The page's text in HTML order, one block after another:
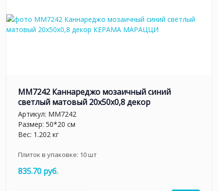
MM7242 Каннареджо мозаичный синий
светлый матовый 20x50x0,8 декор
Артикул: MM7242
Размер: 50*20 см
Вес: 1.202 кг
Плиток в упаковке: 10шт
835.70 руб.